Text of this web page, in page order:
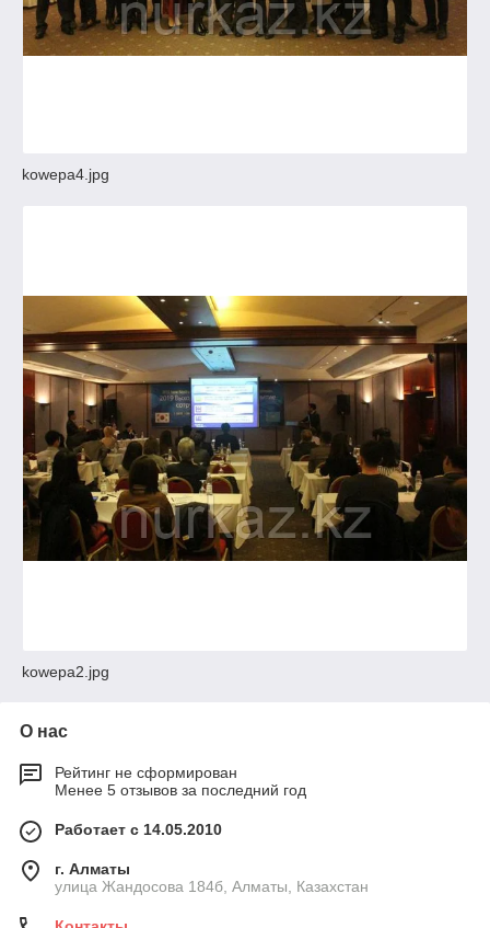
kowepa4.jpg
kowepa2.jpg
О нас
Рейтинг не сформирован
Менее 5 отзывов за последний год
Работает с 14.05.2010
г. Алматы
улица Жандосова 184б, Алматы, Казахстан